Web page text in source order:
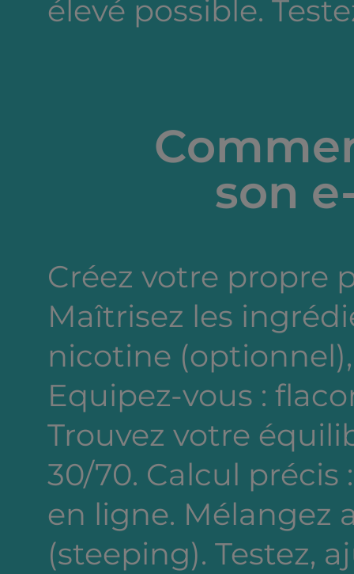
élevé possible.
son
Créez votre propre
Maîtrisez les
nicotine
Equipez-vous :
Trouvez votre
30/70. Calcul
en ligne. Mélangez
(steeping). Testez,